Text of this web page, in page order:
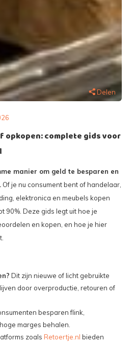
Delen
opkopen: complete gids voor
manier om geld te besparen en
Of je nu consument bent of handelaar,
elektronica en meubels kopen
90%. Deze gids legt uit hoe je
en kopen, en hoe je hier
Dit zijn nieuwe of licht gebruikte
door overproductie, retouren of
besparen flink,
marges behalen.
zoalsRetoertje.nl bieden